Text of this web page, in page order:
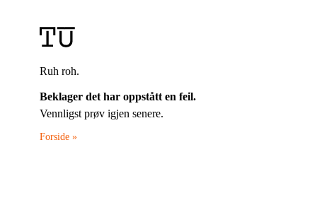
Ruh roh.
Beklager det har oppstått en feil.
Vennligst prøv igjen senere.
Forside »